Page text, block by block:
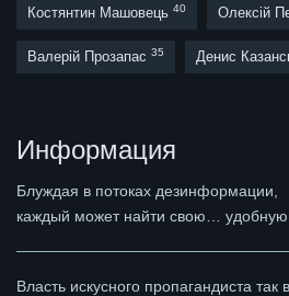
Костянтин Машовець 40 Олексій
Валерій Прозапас 35 Денис
Информация
Блуждая в потоках дезинформации,
каждый может найти свою… удобную
Власть искусного пропагандиста